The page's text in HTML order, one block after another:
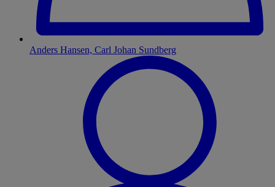
Anders Hansen, Carl Johan Sundberg